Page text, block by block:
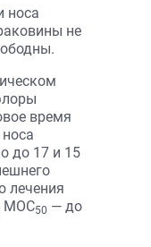
носа
не
время
до 17 и 15
лечения
МОС50 — до